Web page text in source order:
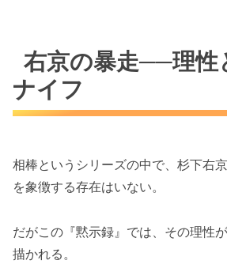
右京の暴走──理性
ナイフ
相棒というシリーズの中で、杉下右
を象徴する存在はいない。
だがこの『黙示録』では、その理性
描かれる。